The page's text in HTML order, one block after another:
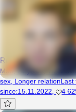
RobertRys
Man, 24 years,
sex,Longer relationLast
since:15.11.2022 4